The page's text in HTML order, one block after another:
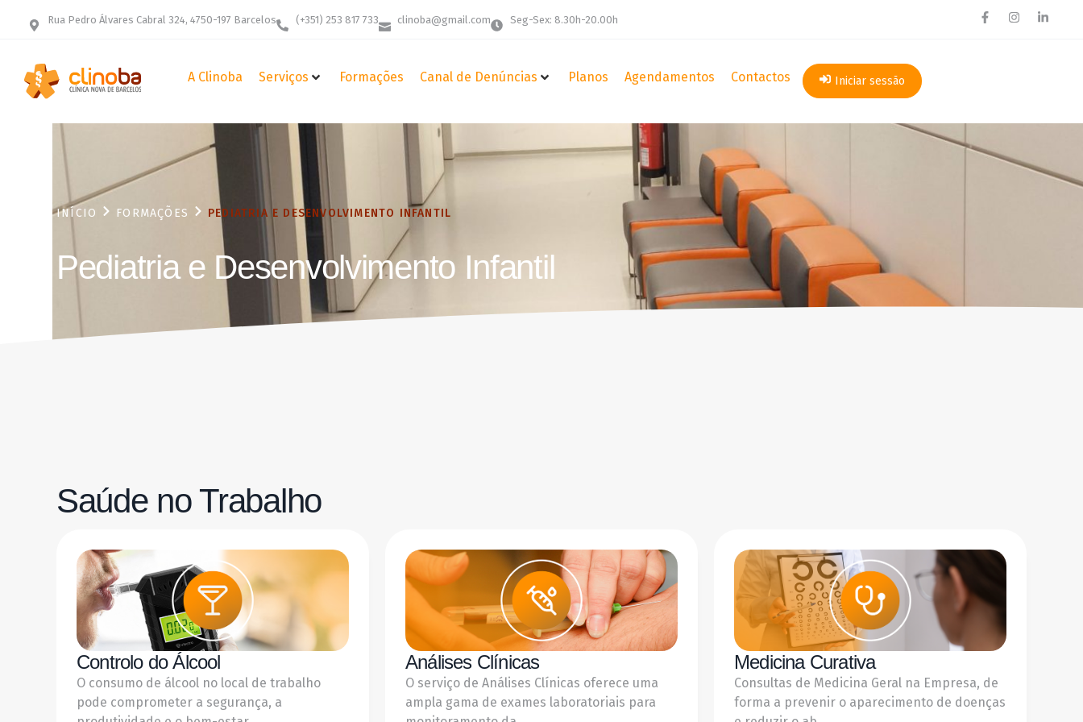
Rua Pedro Álvares Cabral 324, 4750-197 Barcelos (+351) 253 817 733 clinoba@gmail.com Seg-Sex: 8.30h-20.00h
Iniciar sessão
A Clinoba Serviços Formações Canal de Denúncias Planos Agendamentos Contactos
Pediatria e Desenvolvimento Infantil
INÍCIO FORMAÇÕES PEDIATRIA E DESENVOLVIMENTO INFANTIL
Saúde no Trabalho
Controlo do Álcool
O consumo de álcool no local de trabalho
pode comprometer a segurança, a
Análises Clínicas
O serviço de Análises Clínicas oferece uma
ampla gama de exames laboratoriais para
Medicina Curativa
Consultas de Medicina Geral na Empresa, de
forma a prevenir o aparecimento de doenças